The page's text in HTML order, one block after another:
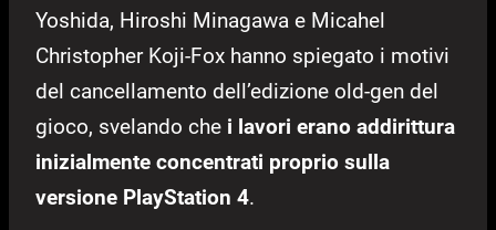
Yoshida, Hiroshi Minagawa e Micahel
Christopher Koji-Fox hanno spiegato i motivi
del cancellamento dell’edizione old-gen del
gioco, svelando che i lavori erano addirittura
inizialmente concentrati proprio sulla
versione PlayStation 4.